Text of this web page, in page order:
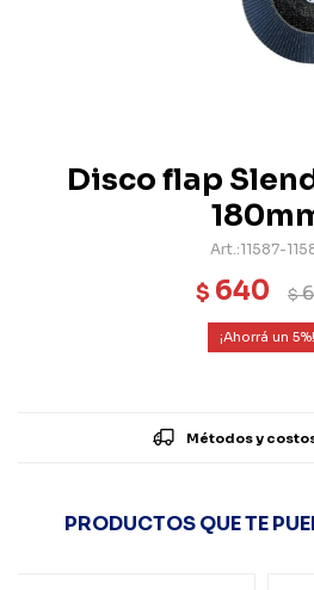
Disco flap
11587-
$ 640 $
5
Métodos y
PRODUCTOS QUE TE